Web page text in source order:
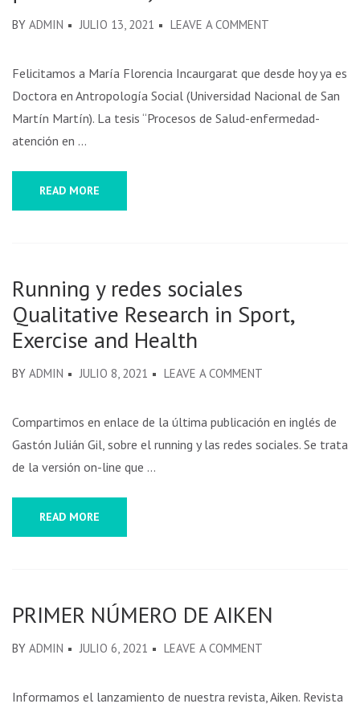
BY ADMIN JULIO 13, 2021 LEAVE A COMMENT
Felicitamos a María Florencia Incaurgarat que desde hoy ya es
Doctora en Antropología Social (Universidad Nacional de San
Martín Martín). La tesis “Procesos de Salud-enfermedad-
atención en …
READ MORE
Running y redes sociales
Qualitative Research in Sport,
Exercise and Health
BY ADMIN JULIO 8, 2021 LEAVE A COMMENT
Compartimos en enlace de la última publicación en inglés de
Gastón Julián Gil, sobre el running y las redes sociales. Se trata
de la versión on-line que …
READ MORE
PRIMER NÚMERO DE AIKEN
BY ADMIN JULIO 6, 2021 LEAVE A COMMENT
Informamos el lanzamiento de nuestra revista, Aiken. Revista